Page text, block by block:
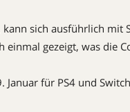
sich ausführlich mit
gezeigt, was die
Januar für PS4 und